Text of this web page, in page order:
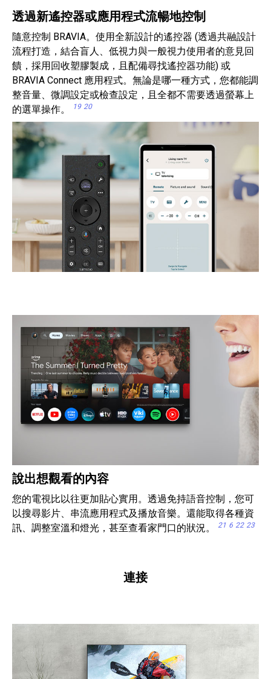
透過新遙控器或應用程式流暢地控制
隨意控制 BRAVIA。使用全新設計的遙控器 (透過共融設計
流程打造，結合盲人、低視力與一般視力使用者的意見回
饋，採用回收塑膠製成，且配備尋找遙控器功能) 或
BRAVIA Connect 應用程式。無論是哪一種方式，您都能調
整音量、微調設定或檢查設定，且全都不需要透過螢幕上
的選單操作。
19 20
說出想觀看的內容
您的電視比以往更加貼心實用。透過免持語音控制，您可
以搜尋影片、串流應用程式及播放音樂。還能取得各種資
訊、調整室溫和燈光，甚至查看家門口的狀況。
21 6 22 23
連接